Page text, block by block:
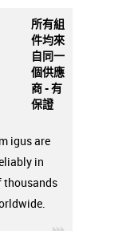
所有組
件均來
自同一
個供應
商 - 有
保證
igus are
in
thousands